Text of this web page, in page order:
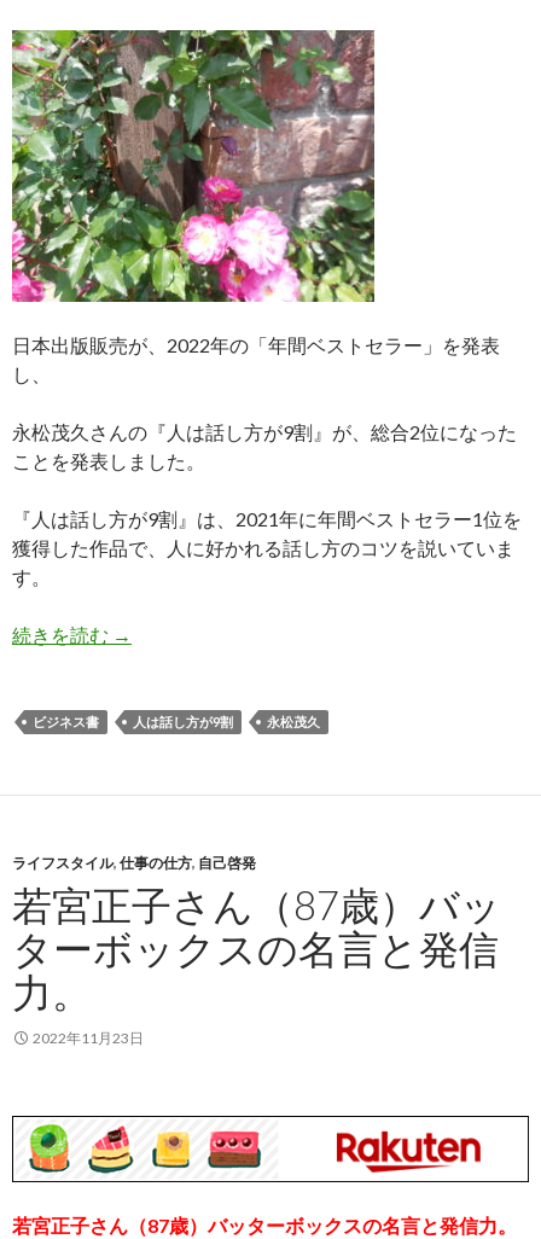
日本出版販売が、2022年の「年間ベストセラー」を発表
し、
永松茂久さんの『人は話し方が9割』が、総合2位になった
ことを発表しました。
『人は話し方が9割』は、2021年に年間ベストセラー1位を
獲得した作品で、人に好かれる話し方のコツを説いていま
す。
続きを読む ベストセラー『人は話し方が9割』著者永松茂久
→
ビジネス書 人は話し方が9割 永松茂久
ライフスタイル, 仕事の仕方, 自己啓発
若宮正子さん（87歳）バッ
ターボックスの名言と発信
力。
2022年11月23日
若宮正子さん（87歳）バッターボックスの名言と発信力。